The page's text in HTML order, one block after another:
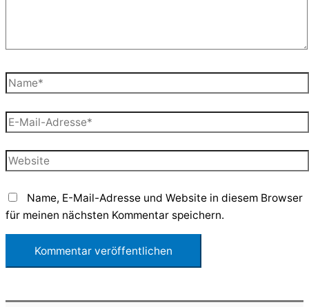
Name*
E-
Mail-
Adresse*
Website
Name, E-Mail-Adresse und Website in diesem Browser
für meinen nächsten Kommentar speichern.